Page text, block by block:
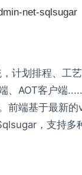
net-sqlsugar
计划排程、工
、AOT客户端
前端基于最新
，支持多